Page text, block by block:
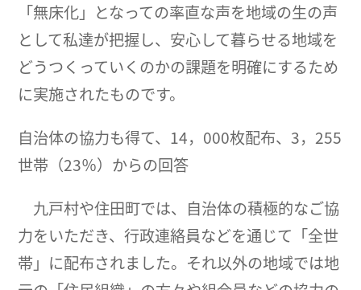
「無床化」となっての率直な声を地域の生の声
として私達が把握し、安心して暮らせる地域を
どうつくっていくのかの課題を明確にするため
に実施されたものです。
自治体の協力も得て、14，000枚配布、3，255
世帯（23％）からの回答
九戸村や住田町では、自治体の積極的なご協
力をいただき、行政連絡員などを通じて「全世
帯」に配布されました。それ以外の地域では地